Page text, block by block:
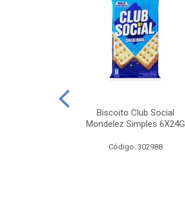
Biscoito Club Social
Mondelez Simples 6X24G
Código: 302988